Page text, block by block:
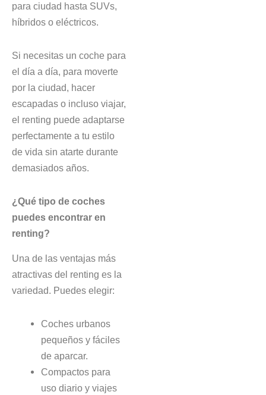
para ciudad hasta SUVs,
híbridos o eléctricos.
Si necesitas un coche para
el día a día, para moverte
por la ciudad, hacer
escapadas o incluso viajar,
el renting puede adaptarse
perfectamente a tu estilo
de vida sin atarte durante
demasiados años.
¿Qué tipo de coches
puedes encontrar en
renting?
Una de las ventajas más
atractivas del renting es la
variedad. Puedes elegir:
Coches urbanos
pequeños y fáciles
de aparcar.
Compactos para
uso diario y viajes